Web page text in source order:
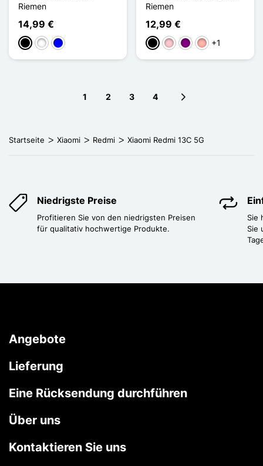
Riemen
14,99 €
Schwarz
WeißBlau
Riemen
12,99 €
Schwarz
PinkViolettRoségold
+1
1 2 3 4
Startseite Xiaomi Redmi Xiaomi Redmi 13C 5G
Niedrigste Preise
Profitieren Sie von den niedrigsten Preisen
für qualitativ hochwertige Produkte.
Sie
Sie
Angebote
Lieferung
Eine Rücksendung durchführen
Über uns
Kontaktieren Sie uns